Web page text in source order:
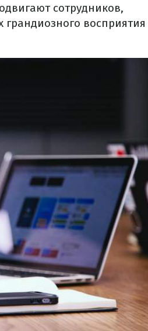
сотрудников,
грандиозного восприятия